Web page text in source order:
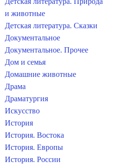
и животные
Детская литература. Сказки
Документальное
Документальное. Прочее
Дом и семья
Домашние животные
Драма
Драматургия
Искусство
История
История. Востока
История. Европы
История. России